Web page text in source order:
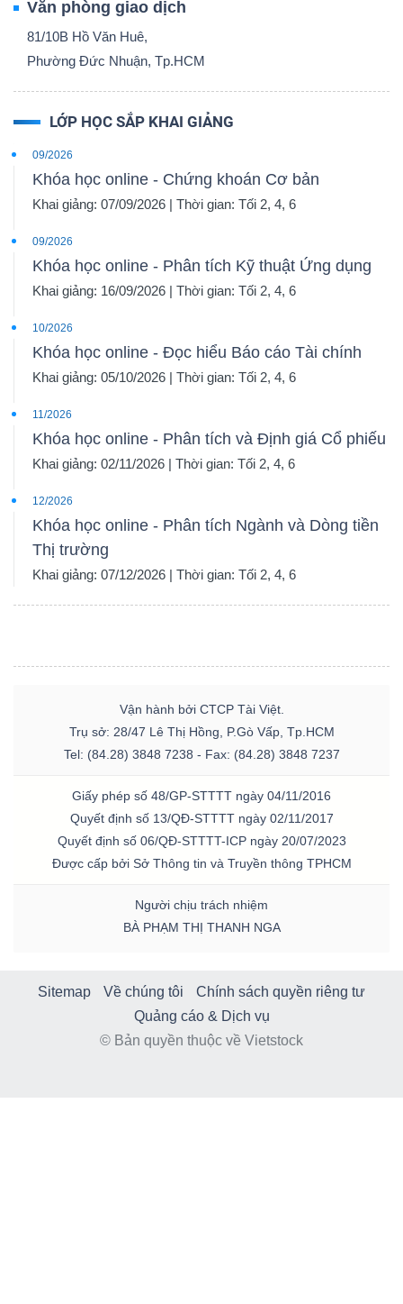
Văn phòng giao dịch
81/10B Hồ Văn Huê,
Phường Đức Nhuận, Tp.HCM
LỚP HỌC SẮP KHAI GIẢNG
09/2026
Khóa học online - Chứng khoán Cơ bản
Khai giảng: 07/09/2026 | Thời gian: Tối 2, 4, 6
09/2026
Khóa học online - Phân tích Kỹ thuật Ứng dụng
Khai giảng: 16/09/2026 | Thời gian: Tối 2, 4, 6
10/2026
Khóa học online - Đọc hiểu Báo cáo Tài chính
Khai giảng: 05/10/2026 | Thời gian: Tối 2, 4, 6
11/2026
Khóa học online - Phân tích và Định giá Cổ phiếu
Khai giảng: 02/11/2026 | Thời gian: Tối 2, 4, 6
12/2026
Khóa học online - Phân tích Ngành và Dòng tiền
Thị trường
Khai giảng: 07/12/2026 | Thời gian: Tối 2, 4, 6
Vận hành bởi CTCP Tài Việt.
Trụ sở: 28/47 Lê Thị Hồng, P.Gò Vấp, Tp.HCM
Tel: (84.28) 3848 7238 - Fax: (84.28) 3848 7237
Giấy phép số 48/GP-STTTT ngày 04/11/2016
Quyết định số 13/QĐ-STTTT ngày 02/11/2017
Quyết định số 06/QĐ-STTTT-ICP ngày 20/07/2023
Được cấp bởi Sở Thông tin và Truyền thông TPHCM
Người chịu trách nhiệm
BÀ PHẠM THỊ THANH NGA
Sitemap Về chúng tôi
Chính sách quyền riêng tư
Quảng cáo & Dịch vụ
© Bản quyền thuộc về Vietstock